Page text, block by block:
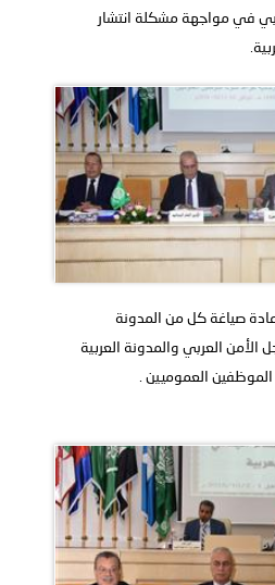
في مواجهة مشكلة انتشار
صياغة كل من المدونة
الأمن العربي والمدونة العربية
الموظفين العموميين .